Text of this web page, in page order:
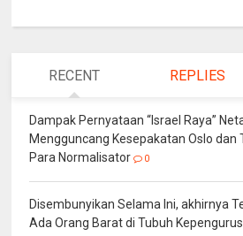
RECENT REPLIES
Dampak Pernyataan “Israel Raya”
Mengguncang Kesepakatan Oslo dan
Para Normalisator
0
Disembunyikan Selama Ini, akhirnya
Ada Orang Barat di Tubuh